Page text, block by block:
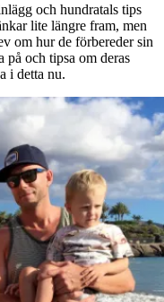
och hundratals tips
lite längre fram, men
om hur de förbereder sin
och tipsa om deras
i detta nu.